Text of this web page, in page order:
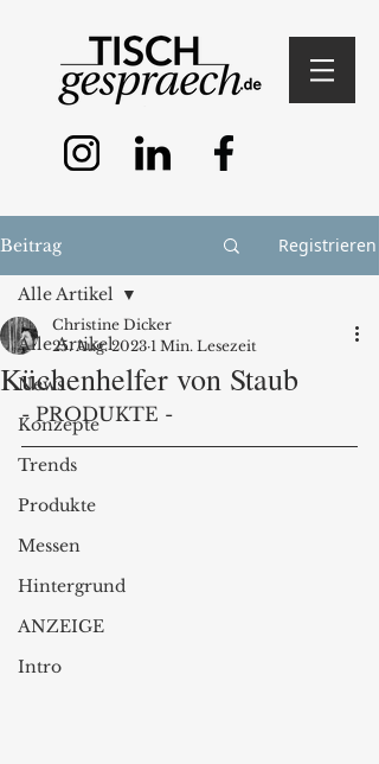
Beitrag Registrieren
Alle Artikel
News
Konzepte
Trends
Produkte
Messen
Hintergrund
ANZEIGE
Intro
Alle Artikel
Küchenhelfer von Staub
Christine Dicker
25. Aug. 2023 1 Min. Lesezeit
- PRODUKTE -